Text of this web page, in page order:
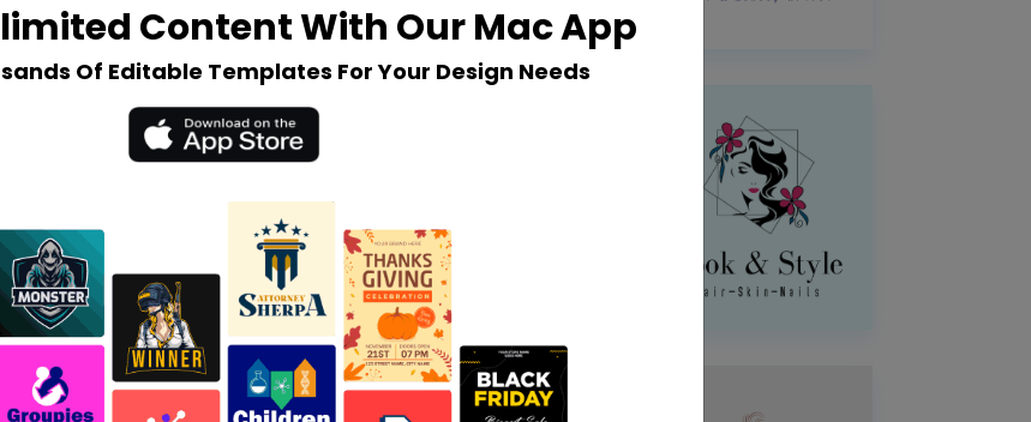
Content With Our Mac App
Of Editable Templates For Your Design Needs